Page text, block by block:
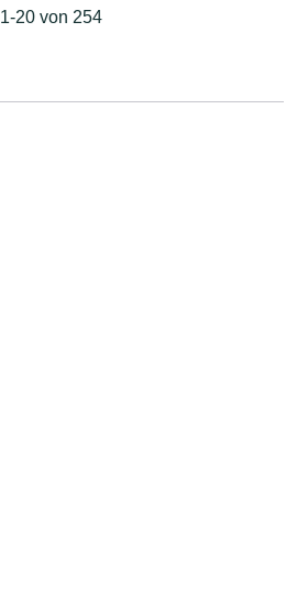
1-20 von 254